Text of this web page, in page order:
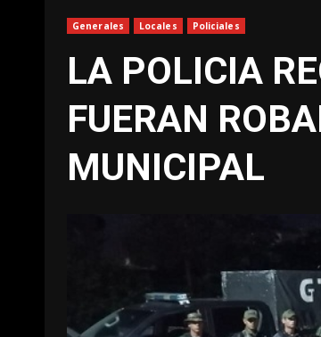
Generales Locales Policiales
LA POLICIA
FUERAN
MUNICIPAL